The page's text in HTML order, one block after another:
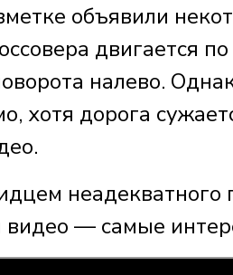
объявили
двигается
налево.
хотя дорога
неадекватного
видео — самые